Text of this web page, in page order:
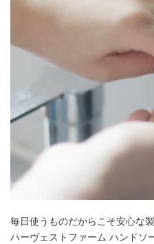
毎日使うものだからこそ安心な
ハーヴェストファーム ハンドソ